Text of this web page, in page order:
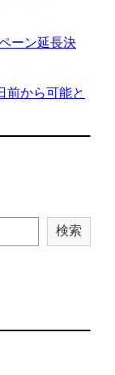
ーン延長決
前から可能と
検索